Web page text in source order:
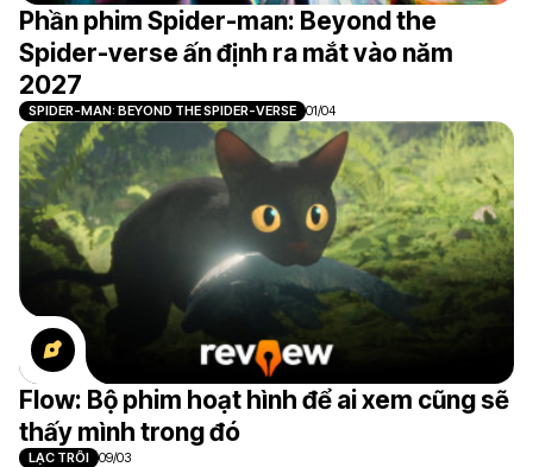
Phần phim Spider-man: Beyond the
Spider-verse ấn định ra mắt vào năm
2027
SPIDER-MAN: BEYOND THE SPIDER-VERSE 01/04
Flow: Bộ phim hoạt hình để ai xem cũng sẽ
thấy mình trong đó
LẠC TRÔI 09/03